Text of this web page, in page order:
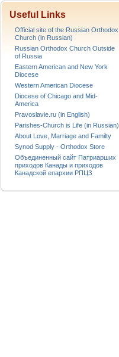
Useful Links
Official site of the Russian Orthodox
Church (in Russian)
Russian Orthodox Church Outside
of Russia
Eastern American and New York
Diocese
Western American Diocese
Diocese of Chicago and Mid-
America
Pravoslavie.ru (in English)
Parishes-Church is Life (in Russian)
About Love, Marriage and Familty
Synod Supply - Orthodox Store
Объединенный сайт Патриарших
приходов Канады и приходов
Канадской епархии РПЦЗ